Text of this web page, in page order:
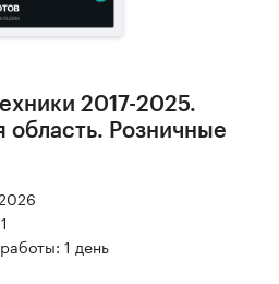
2017-2025.
область. Розничные
1 день